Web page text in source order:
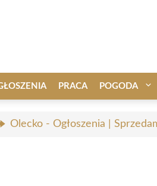
PRACA POGODA
Olecko - Ogłoszenia |